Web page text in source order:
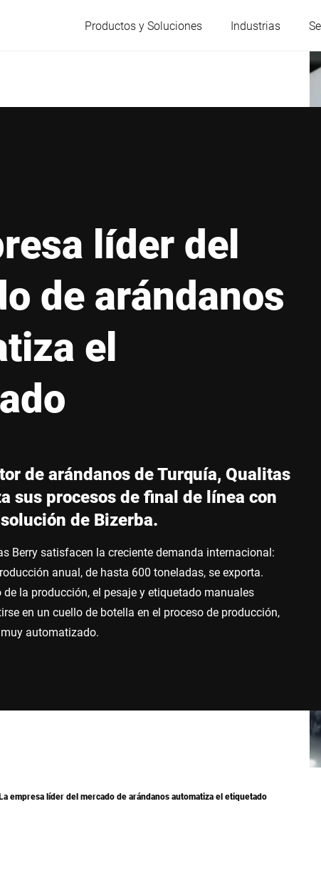
Productos y Soluciones Industrias
Polonia
Serbia
líder del
de arándanos
el
de arándanos de Turquía, Qualitas
sus procesos de final de línea con
de Bizerba.
Berry satisfacen la creciente demanda internacional:
anual, de hasta 600 toneladas, se exporta.
la producción, el pesaje y etiquetado manuales
en un cuello de botella en el proceso de producción,
automatizado.
empresa líder del mercado de arándanos automatiza el etiquetado